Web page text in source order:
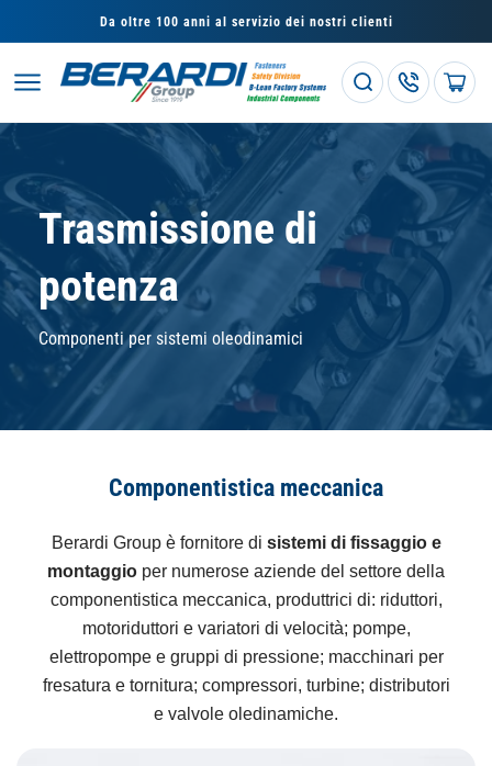
direttamente
ai contenuti
Da oltre 100 anni al servizio dei nostri clienti
Carrello
Trasmissione di
potenza
Componenti per sistemi oleodinamici
Componentistica meccanica
Berardi Group è fornitore di sistemi di fissaggio e
montaggio per numerose aziende del settore della
componentistica meccanica, produttrici di: riduttori,
motoriduttori e variatori di velocità; pompe,
elettropompe e gruppi di pressione; macchinari per
fresatura e tornitura; compressori, turbine; distributori
e valvole oledinamiche.